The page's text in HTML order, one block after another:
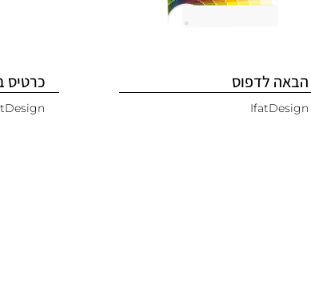
הבאה לדפוס
IfatDesign
כרטיס